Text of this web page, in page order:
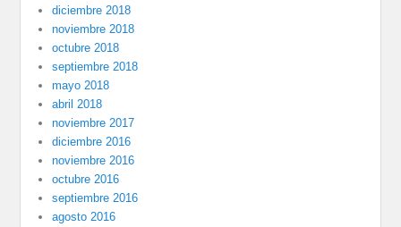
diciembre 2018
noviembre 2018
octubre 2018
septiembre 2018
mayo 2018
abril 2018
noviembre 2017
diciembre 2016
noviembre 2016
octubre 2016
septiembre 2016
agosto 2016